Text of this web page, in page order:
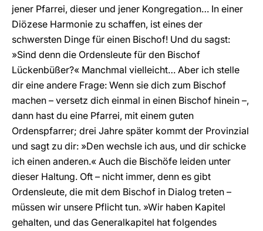
jener Pfarrei, dieser und jener Kongregation… In einer
Diözese Harmonie zu schaffen, ist eines der
schwersten Dinge für einen Bischof! Und du sagst:
»Sind denn die Ordensleute für den Bischof
Lückenbüßer?« Manchmal vielleicht… Aber ich stelle
dir eine andere Frage: Wenn sie dich zum Bischof
machen – versetz dich einmal in einen Bischof hinein –,
dann hast du eine Pfarrei, mit einem guten
Ordenspfarrer; drei Jahre später kommt der Provinzial
und sagt zu dir: »Den wechsle ich aus, und dir schicke
ich einen anderen.« Auch die Bischöfe leiden unter
dieser Haltung. Oft – nicht immer, denn es gibt
Ordensleute, die mit dem Bischof in Dialog treten –
müssen wir unsere Pflicht tun. »Wir haben Kapitel
gehalten, und das Generalkapitel hat folgendes